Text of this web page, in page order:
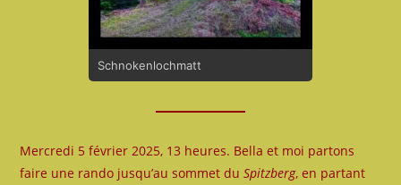
Schnokenlochmatt
Mercredi 5 février 2025, 13 heures. Bella et moi partons
faire une rando jusqu’au sommet duSpitzberg, en partant